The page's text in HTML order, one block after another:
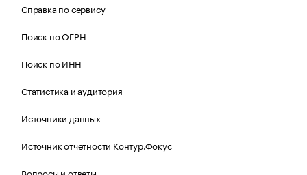
Справка по сервису
Поиск по ОГРН
Поиск по ИНН
Статистика и аудитория
Источники данных
Источник отчетности Контур.Фокус
Вопросы и ответы